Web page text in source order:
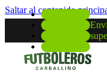
Saltar al contenido